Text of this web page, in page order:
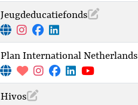
Jeugdeducatiefonds
Plan International Netherlands
Hivos